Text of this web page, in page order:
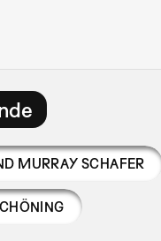
MURRAY SCHAFER